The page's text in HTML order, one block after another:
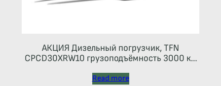
АКЦИЯ Дизельный погрузчик, TFN
CPCD30XRW10 грузоподъёмность 3000 кг,
Япония!
Read more